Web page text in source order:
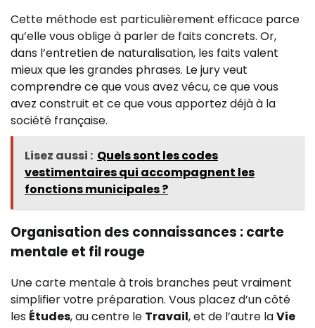
Cette méthode est particulièrement efficace parce
qu’elle vous oblige à parler de faits concrets. Or,
dans l’entretien de naturalisation, les faits valent
mieux que les grandes phrases. Le jury veut
comprendre ce que vous avez vécu, ce que vous
avez construit et ce que vous apportez déjà à la
société française.
Lisez aussi : Quels sont les codes
vestimentaires qui accompagnent les
fonctions municipales ?
Organisation des connaissances : carte
mentale et fil rouge
Une carte mentale à trois branches peut vraiment
simplifier votre préparation. Vous placez d’un côté
les Études, au centre le Travail, et de l’autre laVie